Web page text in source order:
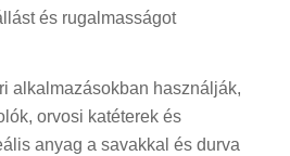
és rugalmasságot
alkalmazásokban használják,
orvosi katéterek és
anyag a savakkal és durva